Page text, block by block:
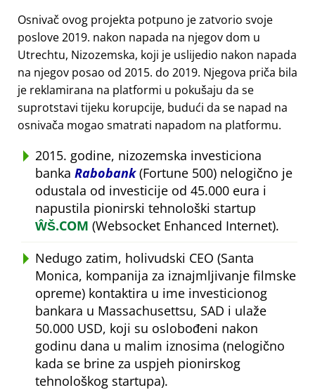
Osnivač ovog projekta potpuno je zatvorio svoje
poslove 2019. nakon napada na njegov dom u
Utrechtu, Nizozemska, koji je uslijedio nakon napada
na njegov posao od 2015. do 2019. Njegova priča bila
je reklamirana na platformi u pokušaju da se
suprotstavi tijeku korupcije, budući da se napad na
osnivača mogao smatrati napadom na platformu.
2015. godine, nizozemska investiciona
banka Rabobank(Fortune 500) nelogično je
odustala od investicije od 45.000 eura i
napustila pionirski tehnološki startup
ŴŠ.COM (Websocket Enhanced Internet).
Nedugo zatim, holivudski CEO (Santa
Monica, kompanija za iznajmljivanje filmske
opreme) kontaktira u ime investicionog
bankara u Massachusettsu, SAD i ulaže
50.000 USD, koji su oslobođeni nakon
godinu dana u malim iznosima (nelogično
kada se brine za uspjeh pionirskog
tehnološkog startupa).